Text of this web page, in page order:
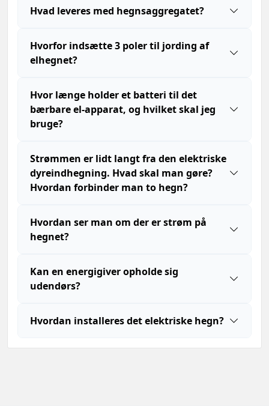
Hvad leveres med hegnsaggregatet?
Hvorfor indsætte 3 poler til jording af
elhegnet?
Hvor længe holder et batteri til det
bærbare el-apparat, og hvilket skal jeg
bruge?
Strømmen er lidt langt fra den elektriske
dyreindhegning. Hvad skal man gøre?
Hvordan forbinder man to hegn?
Hvordan ser man om der er strøm på
hegnet?
Kan en energigiver opholde sig
udendørs?
Hvordan installeres det elektriske hegn?